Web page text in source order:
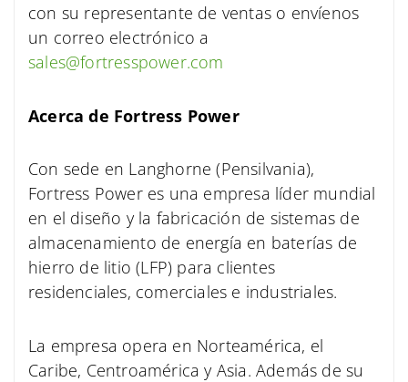
con su representante de ventas o envíenos
un correo electrónico a
sales@fortresspower.com
Acerca de Fortress Power
Con sede en Langhorne (Pensilvania),
Fortress Power es una empresa líder mundial
en el diseño y la fabricación de sistemas de
almacenamiento de energía en baterías de
hierro de litio (LFP) para clientes
residenciales, comerciales e industriales.
La empresa opera en Norteamérica, el
Caribe, Centroamérica y Asia. Además de su